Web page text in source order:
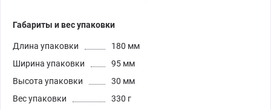
Габариты и вес упаковки
Длина упаковки
180 мм
Ширина упаковки
95 мм
Высота упаковки
30 мм
Вес упаковки
330 г